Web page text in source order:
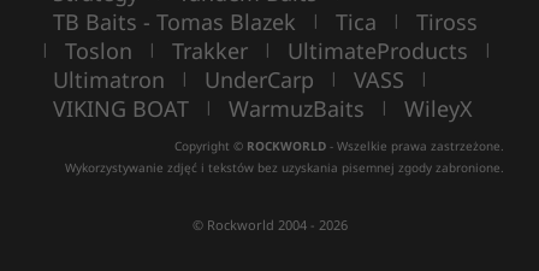
TB Baits - Tomas Blazek | Tica | Tiross
| Toslon | Trakker | UltimateProducts |
Ultimatron | UnderCarp | VASS |
VIKING BOAT | WarmuzBaits | WileyX
Copyright © ROCKWORLD - Wszelkie prawa zastrzeżone.
Wykorzystywanie zdjęć i tekstów bez uzyskania pisemnej zgody zabronione.
© Rockworld 2004 - 2026